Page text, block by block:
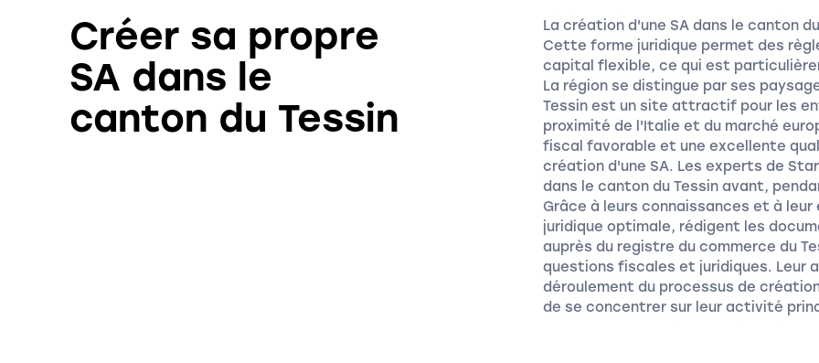
Créer sa propre
SA dans le
canton du Tessin
La création d'une SA dans le canton
Cette forme juridique permet des
capital flexible, ce qui est
La région se distingue par ses
Tessin est un site attractif pour les
proximité de l'Italie et du marché
fiscal favorable et une excellente
création d'une SA. Les experts de
dans le canton du Tessin avant,
Grâce à leurs connaissances et à
juridique optimale, rédigent les
auprès du registre du commerce du
questions fiscales et juridiques. Leur
déroulement du processus de
de se concentrer sur leur activité